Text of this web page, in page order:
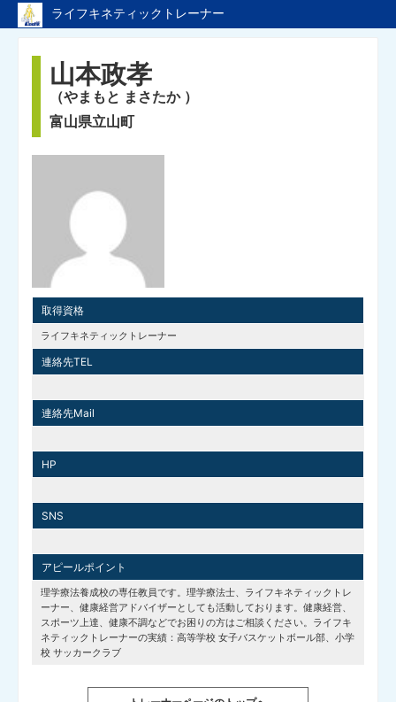
ライフキネティックトレーナー
トレーナーページのTopへ
山本政孝
（やまもと まさたか ）
富山県立山町
取得資格
ライフキネティックトレーナー
連絡先TEL
連絡先Mail
HP
SNS
アピールポイント
理学療法養成校の専任教員です。理学療法士、ライフキネティックトレ
ーナー、健康経営アドバイザーとしても活動しております。健康経営、
スポーツ上達、健康不調などでお困りの方はご相談ください。ライフキ
ネティックトレーナーの実績：高等学校 女子バスケットボール部、小学
校 サッカークラブ